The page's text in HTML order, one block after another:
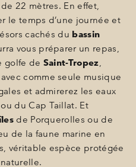
de 22 mètres. En effet,
le temps d’une journée et
cachés du bassin
vous préparer un repas,
golfe de Saint-Tropez,
comme seule musique
et admirerez les eaux
du Cap Taillat. Et
de Porquerolles ou de
de la faune marine en
véritable espèce protégée